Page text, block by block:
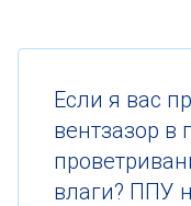
Если я вас
вентзазор
влаги? ППУ